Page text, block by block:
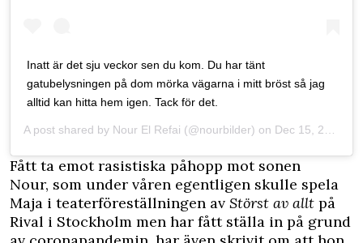
Inatt är det sju veckor sen du kom. Du har tänt
gatubelysningen på dom mörka vägarna i mitt bröst så jag
alltid kan hitta hem igen. Tack för det.
A post shared by Nour El Refai (@nourbilder) on Dec 15, 2019 at 7:10am PST
Fått ta emot rasistiska påhopp mot sonen
Nour, som under våren egentligen skulle spela
Maja i teaterföreställningen av Störst av allt på
Rival i Stockholm men har fått ställa in på grund